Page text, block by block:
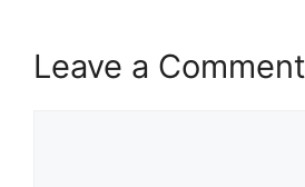
Leave a Comment